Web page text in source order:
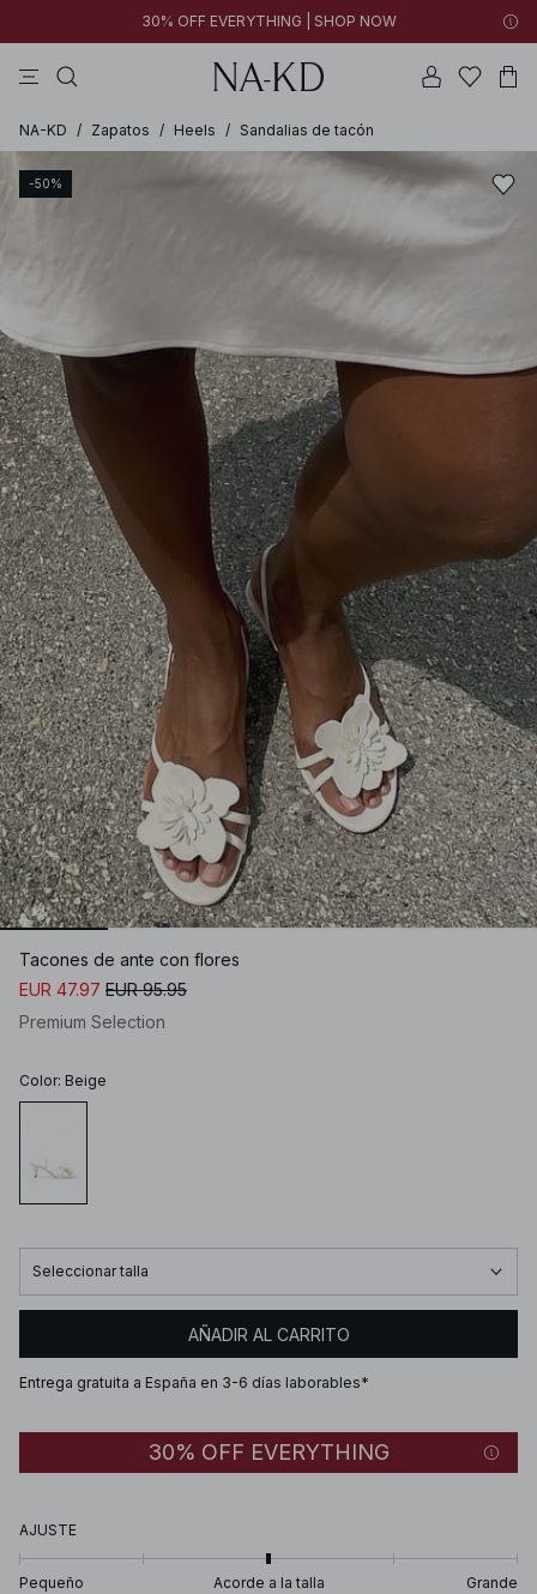
30% OFF EVERYTHING | SHOP NOW
NA-KD / Zapatos / Heels / Sandalias de tacón
-50%
Tacones de ante con flores
EUR 47.97 EUR 95.95
Premium Selection
Color: Beige
Seleccionar talla
AÑADIR AL CARRITO
Entrega gratuita a España en 3-6 días laborables*
30% OFF EVERYTHING
AJUSTE
Pequeño Acorde a la talla Grande